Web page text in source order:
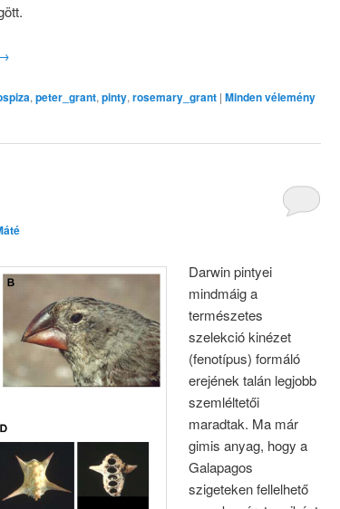
, peter_grant, pinty, rosemary_grant | Minden vélemény
Darwin pintyei
mindmáig a
természetes
szelekció kinézet
(fenotípus) formáló
erejének talán legjobb
szemléltetői
maradtak. Ma már
gimis anyag, hogy a
Galapagos
szigeteken fellelhető